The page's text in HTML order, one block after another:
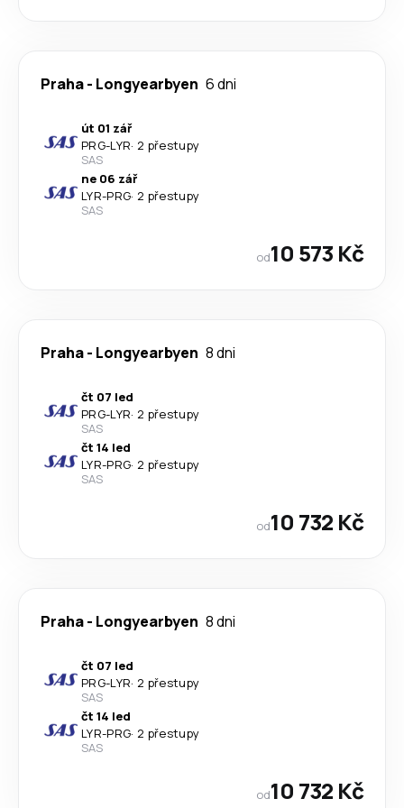
Praha- Longyearbyen 6 dni
út 01 zář
PRG-LYR· 2 přestupy
SAS
ne 06 zář
LYR-PRG· 2 přestupy
SAS
od10 573 Kč
Praha- Longyearbyen 8 dni
čt 07 led
PRG-LYR· 2 přestupy
SAS
čt 14 led
LYR-PRG· 2 přestupy
SAS
od10 732 Kč
Praha- Longyearbyen 8 dni
čt 07 led
PRG-LYR· 2 přestupy
SAS
čt 14 led
LYR-PRG· 2 přestupy
SAS
od10 732 Kč